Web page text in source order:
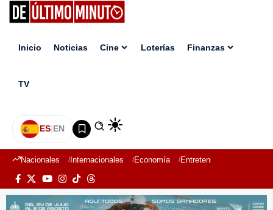
Inicio Noticias Cine Loterías Finanzas
TV
ES|EN
Nacionales Internacionales Economía Entretenimiento